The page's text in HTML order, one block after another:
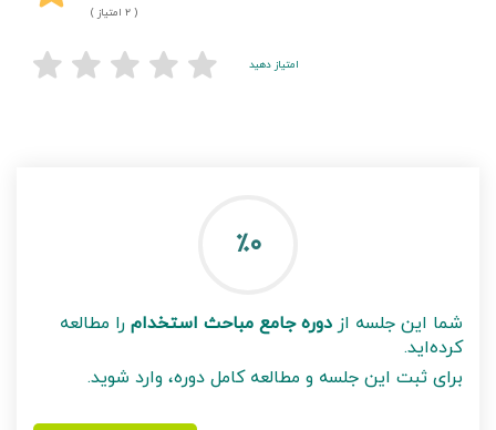
( ۲ امتیاز )
امتیاز دهید
٪۰
شما این جلسه از دوره جامع مباحث استخدام را مطالعه
کرده‌اید.
برای ثبت این جلسه و مطالعه کامل دوره، وارد شوید.